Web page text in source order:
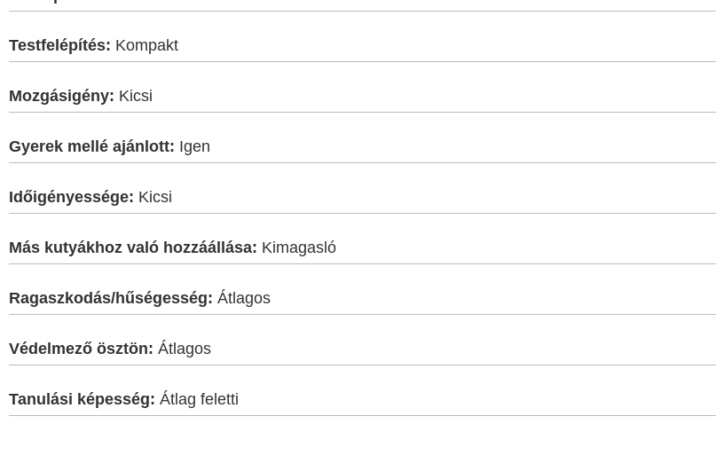
Testfelépítés: Kompakt
Mozgásigény: Kicsi
Gyerek mellé ajánlott: Igen
Időigényessége: Kicsi
Más kutyákhoz való hozzáállása: Kimagasló
Ragaszkodás/hűségesség: Átlagos
Védelmező ösztön: Átlagos
Tanulási képesség: Átlag feletti